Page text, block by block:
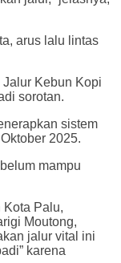
arus lalu lintas
Kebun Kopi
sorotan.
sistem
2025.
mampu
Palu,
Moutong,
jalur vital ini
karena